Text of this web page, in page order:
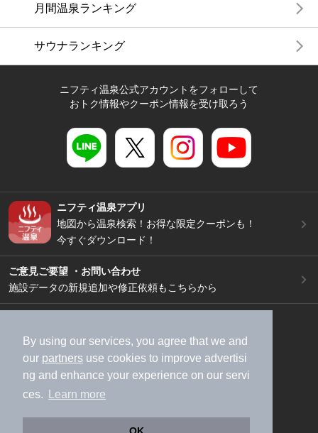
By using our services, you agree that we and
our partners use cookies to improve advertisi
ng and enhance your experience on our servi
ces.
Learn more
月間温泉ランキング
サウナランキング
ニフティ温泉公式アカウントをフォローして
おトク情報やクーポン情報を受け取ろう
ニフティ温泉アプリ
地図から温泉検索！お得な限定クーポンも！
今すぐダウンロード！
ご意見ご要望 ・お問い合わせ
施設データの新規追加や修正依頼もこちらから
加盟店募集（資料請求）
広告出稿のご案内
利用規約
ライフスタイルMEMBERS+規約
特定商取引法に基づく表記
ヘルプ
採用情報
運営会社